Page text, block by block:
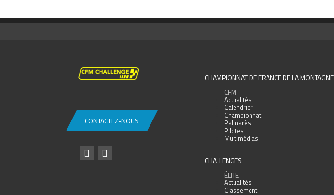
CONTACTEZ-NOUS
CHAMPIONNAT DE FRANCE DE LA MONTAGNE
CFM
Actualités
Calendrier
Championnat
Palmarès
Pilotes
Multimédias
CHALLENGES
ÉLITE
Actualités
Classement